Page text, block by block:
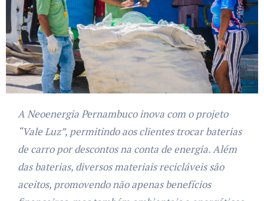
A Neoenergia Pernambuco inova com o projeto
“Vale Luz”, permitindo aos clientes trocar baterias
de carro por descontos na conta de energia. Além
das baterias, diversos materiais recicláveis são
aceitos, promovendo não apenas benefícios